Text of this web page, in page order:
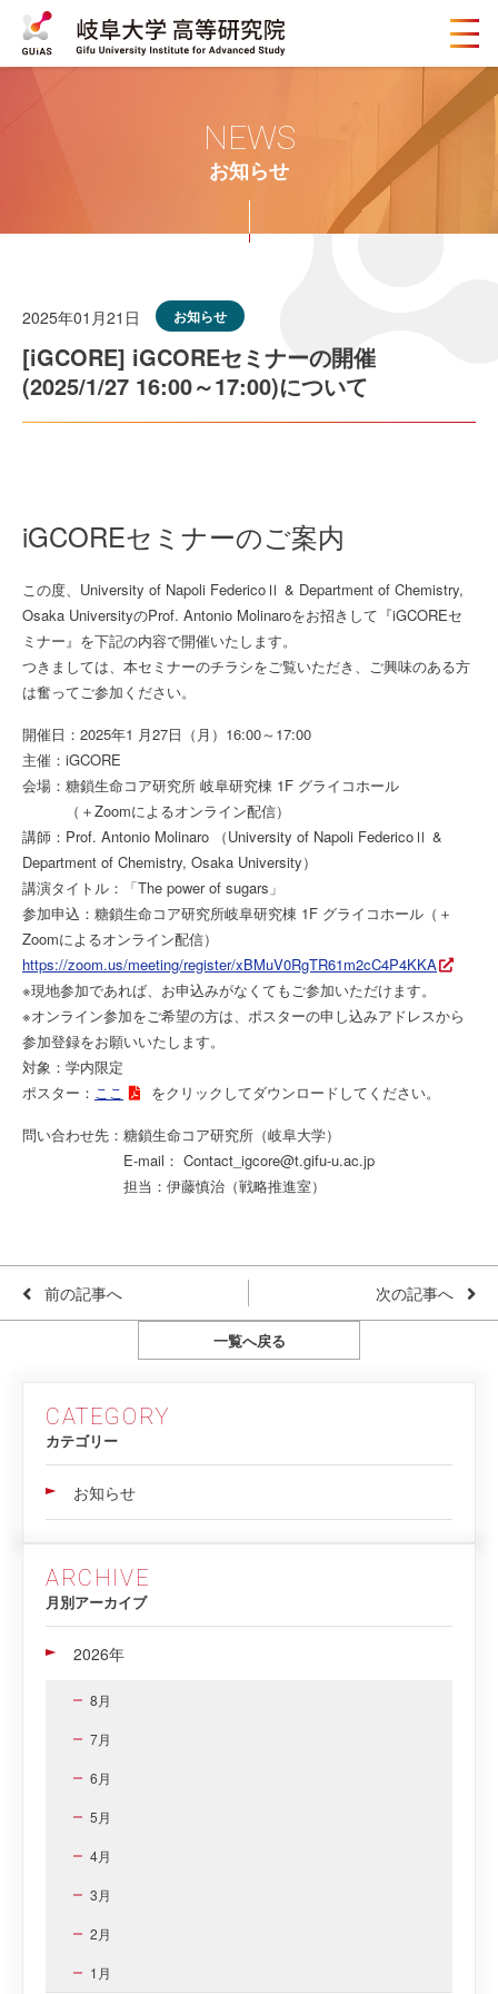
メ
ニ
ュ
ー
ボ
お知らせ
NEWS
2025年01月21日 お知らせ
[iGCORE] iGCOREセミナーの開催
(2025/1/27 16:00～17:00)について
iGCOREセミナーのご案内
この度、University of Napoli FedericoⅡ & Department of Chemistry,
Osaka UniversityのProf. Antonio Molinaroをお招きして『iGCOREセ
ミナー』を下記の内容で開催いたします。
つきましては、本セミナーのチラシをご覧いただき、ご興味のある方
は奮ってご参加ください。
開催日：2025年1 月27日（月）16:00～17:00
主催：iGCORE
会場：糖鎖生命コア研究所 岐阜研究棟 1F グライコホール
（＋Zoomによるオンライン配信）
講師：Prof. Antonio Molinaro （University of Napoli FedericoⅡ &
Department of Chemistry, Osaka University）
講演タイトル：「The power of sugars」
参加申込：糖鎖生命コア研究所岐阜研究棟 1F グライコホール（＋
Zoomによるオンライン配信）
https://zoom.us/meeting/register/xBMuV0RgTR61m2cC4P4KKA
※現地参加であれば、お申込みがなくてもご参加いただけます。
※オンライン参加をご希望の方は、ポスターの申し込みアドレスから
参加登録をお願いいたします。
対象：学内限定
ポスター： ここ
をクリックしてダウンロードしてください。
問い合わせ先：糖鎖生命コア研究所（岐阜大学）
E-mail： Contact_igcore@t.gifu-u.ac.jp
担当：伊藤慎治（戦略推進室）
前の記事へ 次の記事へ
一覧へ戻る
CATEGORY
カテゴリー
お知らせ
ARCHIVE
月別アーカイブ
2026年
8月
7月
6月
5月
4月
3月
2月
1月